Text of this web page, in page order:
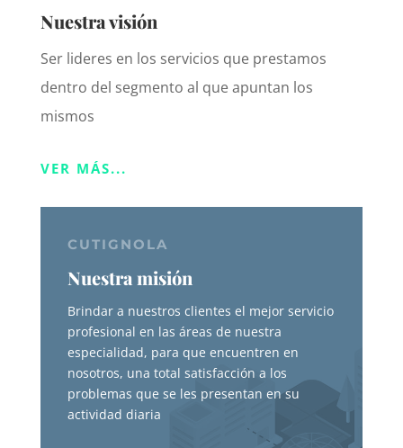
Nuestra visión
Ser lideres en los servicios que prestamos
dentro del segmento al que apuntan los
mismos
VER MÁS...
CUTIGNOLA
Nuestra misión
Brindar a nuestros clientes el mejor servicio
profesional en las áreas de nuestra
especialidad, para que encuentren en
nosotros, una total satisfacción a los
problemas que se les presentan en su
actividad diaria